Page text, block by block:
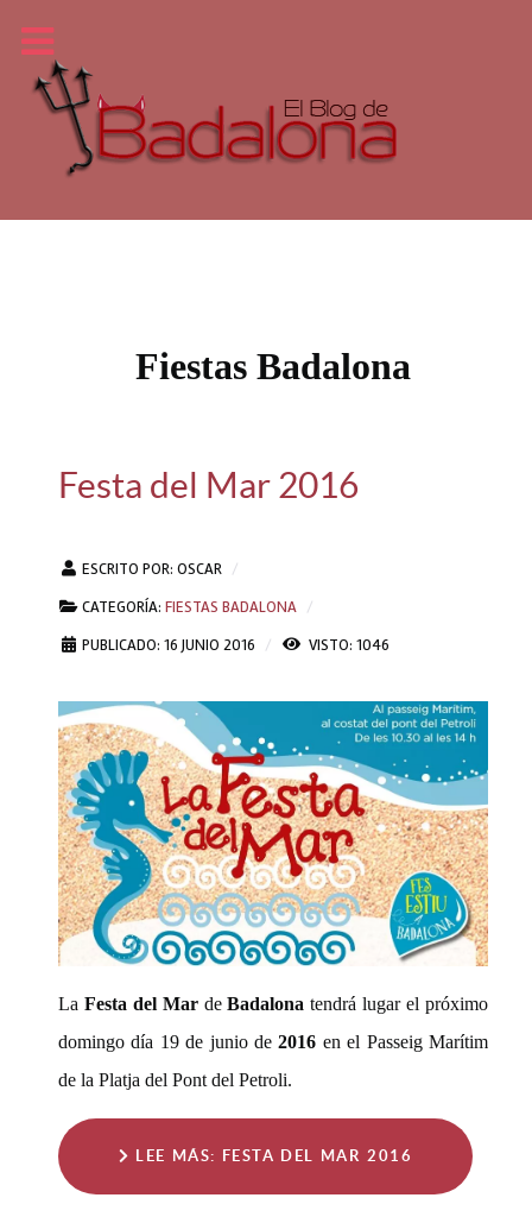
Fiestas Badalona
Festa del Mar 2016
ESCRITO POR: OSCAR
CATEGORÍA: FIESTAS BADALONA
PUBLICADO: 16 JUNIO 2016
VISTO: 1046
La Festa del MardeBadalona tendrá lugar el próximo
domingo día 19 de junio de2016 en el Passeig Marítim
de la Platja del Pont del Petroli.
LEE MÁS: FESTA DEL MAR 2016